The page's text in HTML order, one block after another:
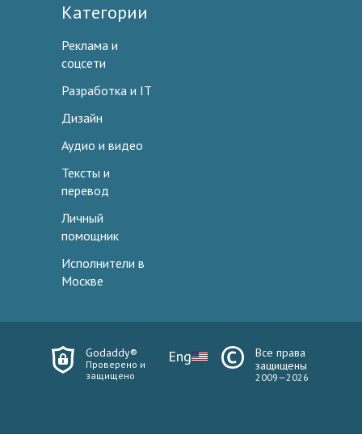
Категории
Реклама и
соцсети
Разработка и IT
Дизайн
Аудио и видео
Тексты и
перевод
Личный
помощник
Исполнители в
Москве
Godaddy®
Проверено и
защищено
Eng
Все права
защищены
2009—2026